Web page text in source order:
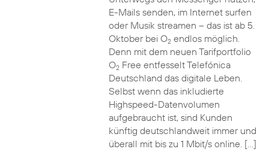
E-Mails senden, im Internet surfen
oder Musik streamen – das ist ab 5.
Oktober bei O2endlos möglich.
Denn mit dem neuen Tarifportfolio
O2Free entfesselt Telefónica
Deutschland das digitale Leben.
Selbst wenn das inkludierte
Highspeed-Datenvolumen
aufgebraucht ist, sind Kunden
künftig deutschlandweit immer und
überall mit bis zu 1 Mbit/s online. […]